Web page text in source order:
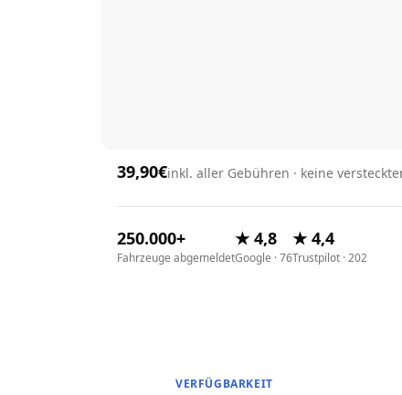
39,90€inkl. aller Gebühren · keine
250.000+
Fahrzeuge abgemeldet
★ 4,8
Google · 76
★ 4,4
Trustpilot · 202
VERFÜGBARKEIT